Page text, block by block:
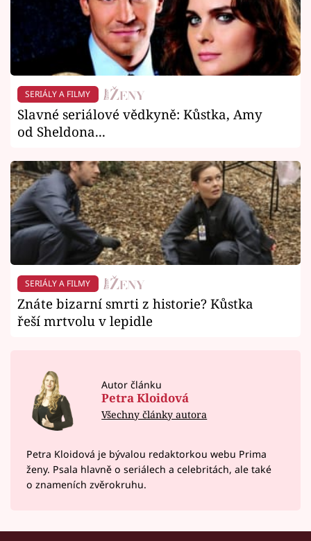
SERIÁLY A FILMY
Slavné seriálové vědkyně: Kůstka, Amy
od Sheldona...
SERIÁLY A FILMY
Znáte bizarní smrti z historie? Kůstka
řeší mrtvolu v lepidle
Autor článku
Petra Kloidová
Všechny články autora
Petra Kloidová je bývalou redaktorkou webu Prima
ženy. Psala hlavně o seriálech a celebritách, ale také
o znameních zvěrokruhu.